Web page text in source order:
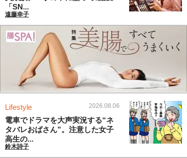
「SN...
遠藤幸子
Lifestyle 2026.08.06
電車でドラマを大声実況する“ネ
タバレおばさん”。注意した女子
高生の...
鈴木詩子